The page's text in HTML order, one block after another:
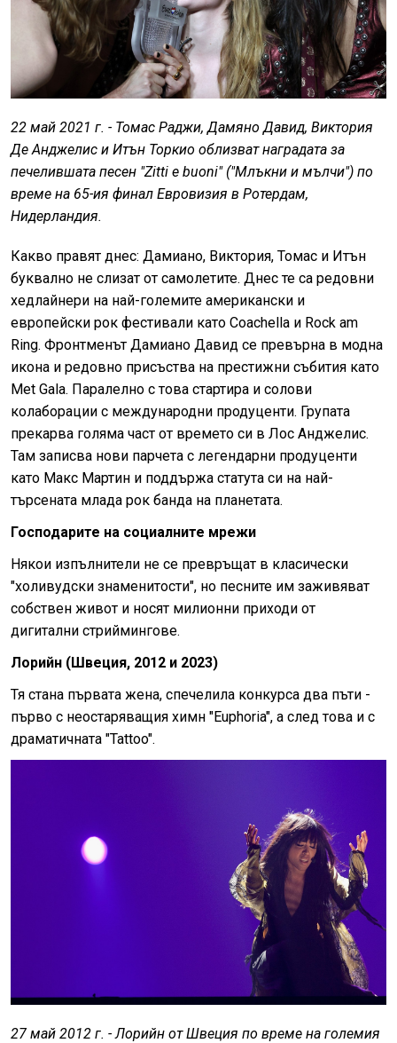
22 май 2021 г. - Томас Раджи, Дамяно Давид, Виктория
Де Анджелис и Итън Торкио облизват наградата за
печелившата песен "Zitti e buoni" ("Млъкни и мълчи") по
време на 65-ия финал Евровизия в Ротердам,
Нидерландия.
Какво правят днес: Дамиано, Виктория, Томас и Итън
буквално не слизат от самолетите. Днес те са редовни
хедлайнери на най-големите американски и
европейски рок фестивали като Coachella и Rock am
Ring. Фронтменът Дамиано Давид се превърна в модна
икона и редовно присъства на престижни събития като
Met Gala. Паралелно с това стартира и солови
колаборации с международни продуценти. Групата
прекарва голяма част от времето си в Лос Анджелис.
Там записва нови парчета с легендарни продуценти
като Макс Мартин и поддържа статута си на най-
търсената млада рок банда на планетата.
Господарите на социалните мрежи
Някои изпълнители не се превръщат в класически
"холивудски знаменитости", но песните им заживяват
собствен живот и носят милионни приходи от
дигитални стриймингове.
Лорийн (Швеция, 2012 и 2023)
Тя стана първата жена, спечелила конкурса два пъти -
първо с неостаряващия химн "Euphoria", а след това и с
драматичната "Tattoo".
27 май 2012 г. - Лорийн от Швеция по време на големия